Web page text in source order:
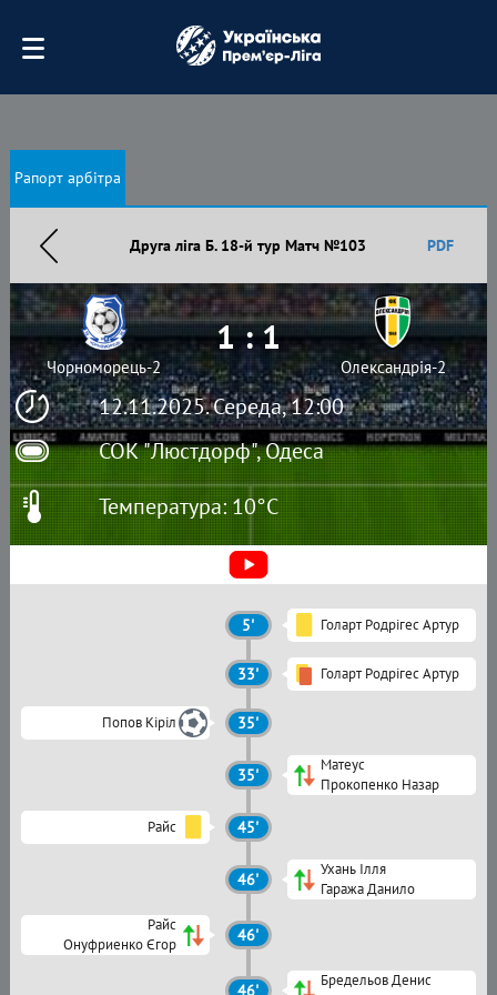
Рапорт арбітра
Друга ліга Б. 18-й тур Матч №103 PDF
12.11.2025. Середа, 12:00
СОК "Люстдорф", Одеса
Чорноморець-2
1 : 1
Олександрія-2
Температура: 10°C
5' Голарт Родрігес Артур
33' Голарт Родрігес Артур
Попов Кіріл 35'
35'
Матеус
Прокопенко Назар
Райс 45'
46'
Ухань Ілля
Гаража Данило
Райс
Онуфриенко Єгор
46'
46'
Бредельов Денис